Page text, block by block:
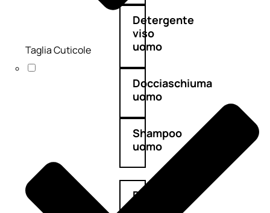
Detergente
viso
uomo
Docciaschiuma
uomo
Shampoo
uomo
Dopobarba
Taglia Cuticole